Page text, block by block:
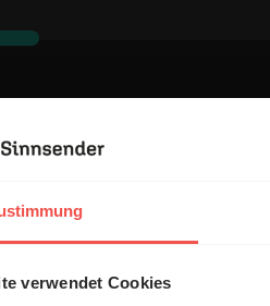
verwendet Cookies